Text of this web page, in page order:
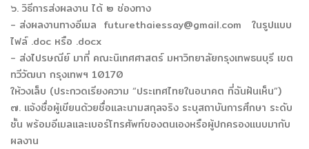
๖. วิธีการส่งผลงาน ได้ ๒ ช่องทาง
- ส่งผลงานทางอีเมล futurethaiessay@gmail.com ในรูปแบบ
ไฟล์ .doc หรือ .docx
- ส่งไปรษณีย์ มาที่ คณะนิเทศศาสตร์ มหาวิทยาลัยกรุงเทพธนบุรี เขต
ทวีวัฒนา กรุงเทพฯ 10170
ให้วงเล็บ (ประกวดเรียงความ “ประเทศไทยในอนาคต ที่ฉันฝันเห็น”)
๗. แจ้งชื่อผู้เขียนด้วยชื่อและนามสกุลจริง ระบุสถาบันการศึกษา ระดับ
ชั้น พร้อมอีเมลและเบอร์โทรศัพท์ของตนเองหรือผู้ปกครองแนบมากับ
ผลงาน